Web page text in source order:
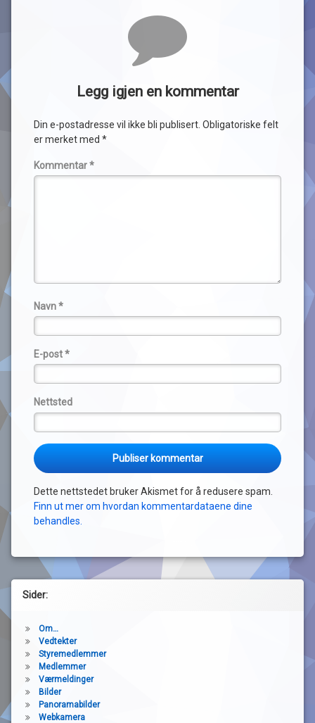
Legg igjen en kommentar
Din e-postadresse vil ikke bli publisert. Obligatoriske felt
er merket med *
Kommentar*
Navn*
E-post*
Nettsted
Dette nettstedet bruker Akismet for å redusere spam.
Finn ut mer om hvordan kommentardataene dine
behandles.
Sider:
Om…
Vedtekter
Styremedlemmer
Medlemmer
Værmeldinger
Bilder
Panoramabilder
Webkamera